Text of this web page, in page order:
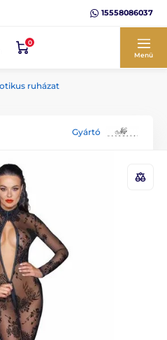
15558086037
0
Menü
ruházat
Gyártó